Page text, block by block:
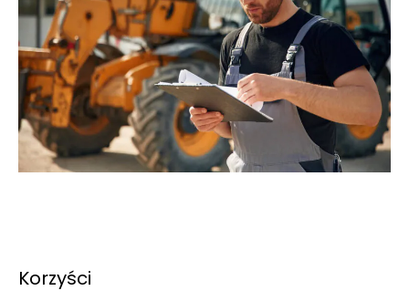
Korzyści